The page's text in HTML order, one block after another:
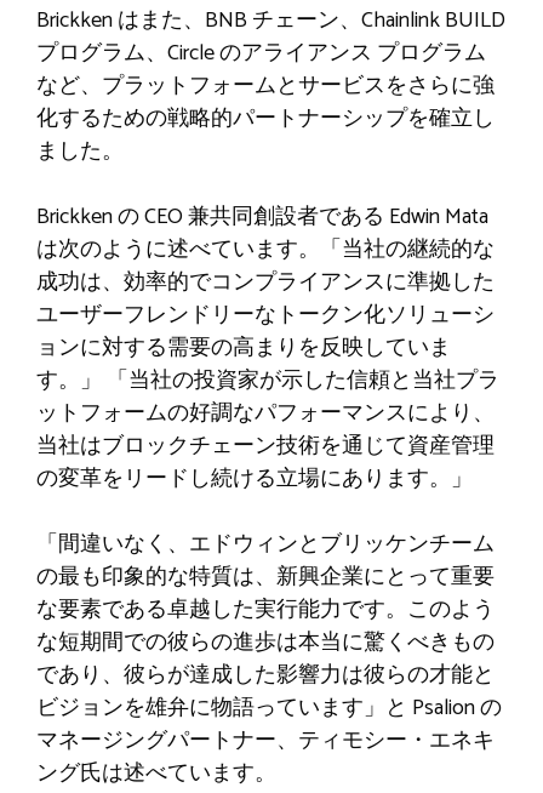
Brickken はまた、BNB チェーン、Chainlink BUILD
プログラム、Circle のアライアンス プログラム
など、プラットフォームとサービスをさらに強
化するための戦略的パートナーシップを確立し
ました。
Brickken の CEO 兼共同創設者である Edwin Mata
は次のように述べています。「当社の継続的な
成功は、効率的でコンプライアンスに準拠した
ユーザーフレンドリーなトークン化ソリューシ
ョンに対する需要の高まりを反映していま
す。」 「当社の投資家が示した信頼と当社プラ
ットフォームの好調なパフォーマンスにより、
当社はブロックチェーン技術を通じて資産管理
の変革をリードし続ける立場にあります。」
「間違いなく、エドウィンとブリッケンチーム
の最も印象的な特質は、新興企業にとって重要
な要素である卓越した実行能力です。このよう
な短期間での彼らの進歩は本当に驚くべきもの
であり、彼らが達成した影響力は彼らの才能と
ビジョンを雄弁に物語っています」と Psalion の
マネージングパートナー、ティモシー・エネキ
ング氏は述べています。